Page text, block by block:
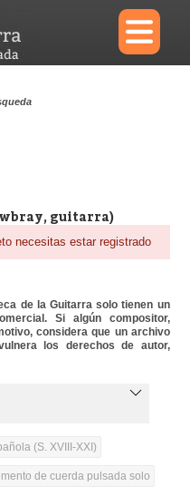
×
guitarra)
necesitas estar registrado
de la Guitarra solo tienen un
Si algún compositor,
considera que un archivo
los derechos de autor,
(S. XVIII-XXI)
de cuerda pulsada solo